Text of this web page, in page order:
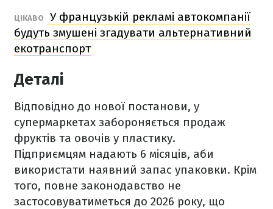
ЦІКАВО
У французькій рекламі автокомпанії
будуть змушені згадувати альтернативний
екотранспорт
Деталі
Відповідно до нової постанови, у
супермаркетах забороняється продаж
фруктів та овочів у пластику.
Підприємцям надають 6 місяців, аби
використати наявний запас упаковки. Крім
того, повне законодавство не
застосовуватиметься до 2026 року, що